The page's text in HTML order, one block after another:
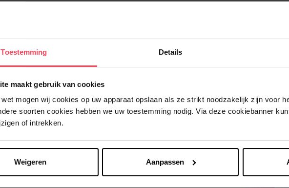
Toestemming Details
maakt gebruik van cookies
wet mogen wij cookies op uw apparaat opslaan als ze strikt noodzakelijk zijn voor
soorten cookies hebben we uw toestemming nodig. Via deze cookiebanner
of intrekken.
Weigeren Aanpassen
Nog iets vergeten ?